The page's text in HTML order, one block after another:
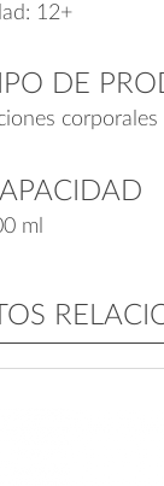
12+
DE
corporales
ml